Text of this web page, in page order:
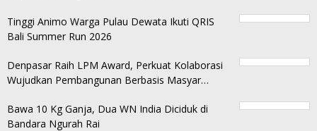
Tinggi Animo Warga Pulau Dewata Ikuti QRIS
Bali Summer Run 2026
Denpasar Raih LPM Award, Perkuat Kolaborasi
Wujudkan Pembangunan Berbasis Masyar…
Bawa 10 Kg Ganja, Dua WN India Diciduk di
Bandara Ngurah Rai